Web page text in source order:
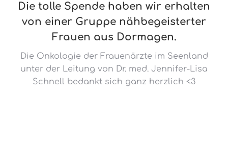
Die tolle Spende haben wir erhalten
von einer Gruppe nähbegeisterter
Frauen aus Dormagen.
Die Onkologie der Frauenärzte im Seenland
unter der Leitung von Dr. med. Jennifer-Lisa
Schnell bedankt sich ganz herzlich <3